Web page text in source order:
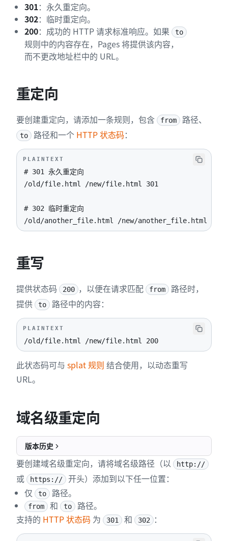
301：永久重定向。
302：临时重定向。
200：成功的 HTTP 请求标准响应。如果 to
规则中的内容存在，Pages 将提供该内容，
而不更改地址栏中的 URL。
重定向
要创建重定向，请添加一条规则，包含 from 路径、
to 路径和一个 HTTP 状态码：
PLAINTEXT
/old/another_file.html /new/another_file.html 302
重写
提供状态码 200 ，以便在请求匹配 from
路径时，
提供
to 路径中的内容：
PLAINTEXT
/old/file.html /new/file.html 200
此状态码可与 splat 规则 结合使用，以动态重写
URL。
域名级重定向
版本历史
要创建域名级重定向，请将域名级路径（以 http://
或 https://
开头）添加到以下任一位置：
仅
to 路径。
from 和 to
路径。
支持的 HTTP 状态码 为 301 和 302 ：